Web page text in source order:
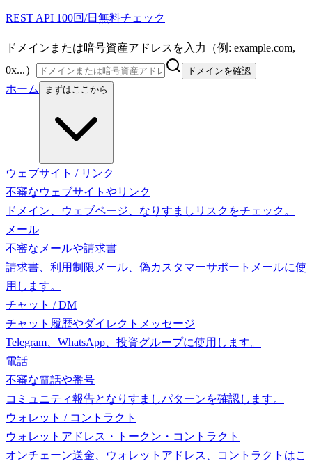
REST API 100回/日無料チェック
ドメインまたは暗号資産アドレスを入力（例: example.com,
0x...）
ドメインを確認
ホーム まずはここから
ウェブサイト / リンク
不審なウェブサイトやリンク
ドメイン、ウェブページ、なりすましリスクをチェック。
メール
不審なメールや請求書
請求書、利用制限メール、偽カスタマーサポートメールに使
用します。
チャット / DM
チャット履歴やダイレクトメッセージ
Telegram、WhatsApp、投資グループに使用します。
電話
不審な電話や番号
コミュニティ報告となりすましパターンを確認します。
ウォレット / コントラクト
ウォレットアドレス・トークン・コントラクト
オンチェーン送金、ウォレットアドレス、コントラクトはこ